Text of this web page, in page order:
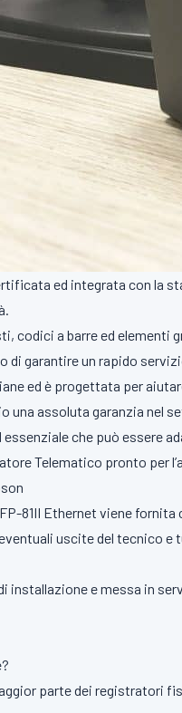
ed integrata con la
codici a barre ed
di garantire un rapido
ed è progettata per
una assoluta garanzia nel
essenziale che può essere
Telematico pronto per
81II Ethernet viene
uscite del tecnico e
installazione e messa in
parte dei registratori